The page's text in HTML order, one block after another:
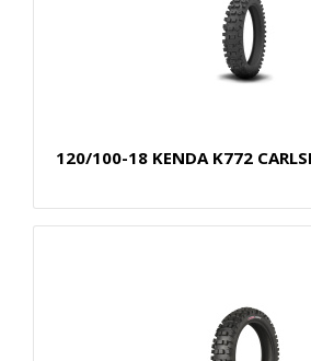
120/100-18 KENDA K772